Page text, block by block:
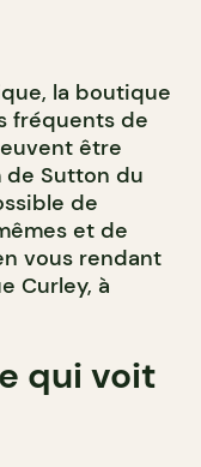
la boutique
fréquents de
être
de Sutton du
de
et de
vous rendant
Curley, à
qui voit